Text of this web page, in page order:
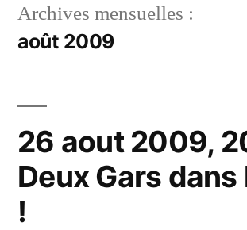
Archives mensuelles :
août 2009
26 aout 2009,
Deux Gars dans
!